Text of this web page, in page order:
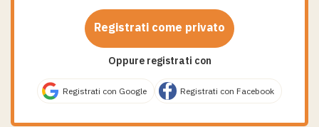
Registrati come privato
Oppure registrati con
Registrati con Google Registrati con Facebook